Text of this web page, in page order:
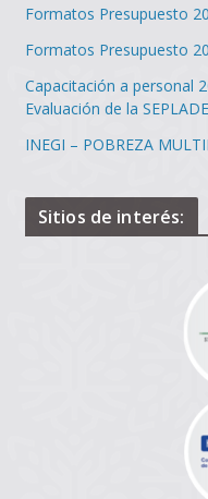
Formatos Presupuesto
Formatos Presupuesto
Capacitación a personal
Evaluación de la
INEGI – POBREZA
Sitios de interés: